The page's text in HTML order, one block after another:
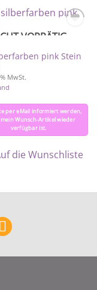
Auf die
VORRÄTIG
pink Stein
MwSt.
per eMail informiert werden,
Wunsch-Artikel wieder
verfügbar ist.
die Wunschliste